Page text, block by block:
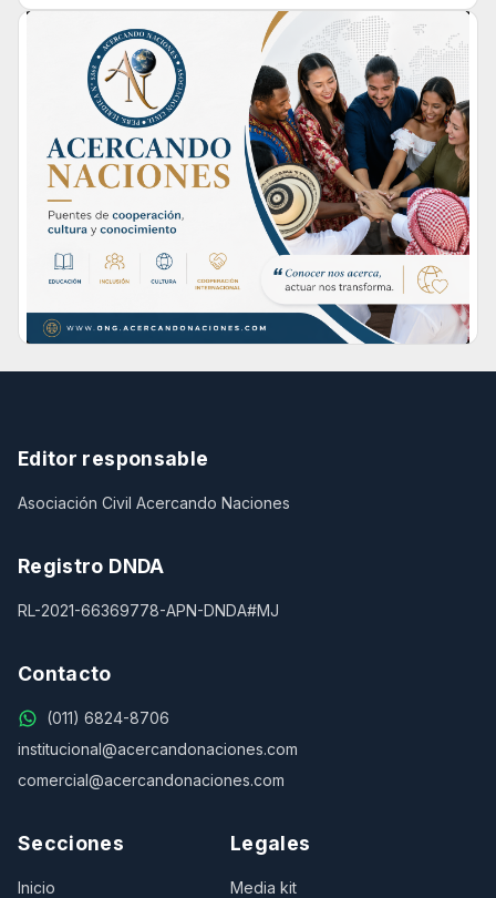
Editor responsable
Asociación Civil Acercando Naciones
Registro DNDA
RL-2021-66369778-APN-DNDA#MJ
Contacto
(011) 6824-8706
institucional@acercandonaciones.com
comercial@acercandonaciones.com
Secciones
Inicio
Legales
Media kit